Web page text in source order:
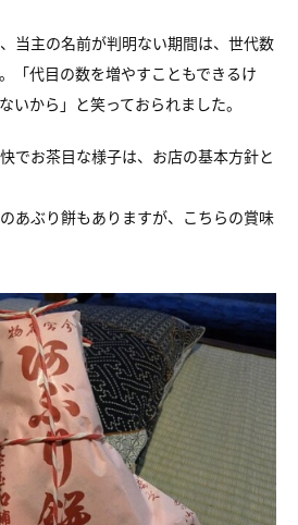
当主の名前が判明ない期間は、世代数
「代目の数を増やすこともできるけ
いから」と笑っておられました。
でお茶目な様子は、お店の基本方針と
あぶり餅もありますが、こちらの賞味